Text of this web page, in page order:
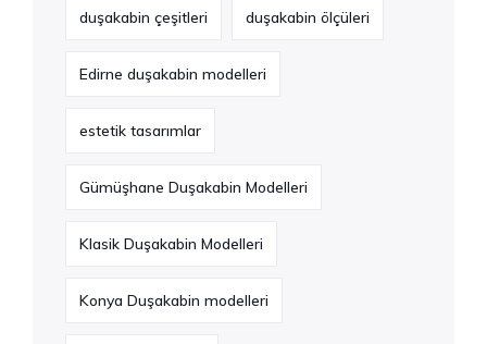
duşakabin çeşitleri duşakabin ölçüleri
Edirne duşakabin modelleri
estetik tasarımlar
Gümüşhane Duşakabin Modelleri
Klasik Duşakabin Modelleri
Konya Duşakabin modelleri